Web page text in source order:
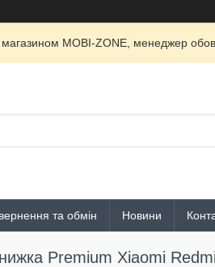
MOBI-ZONE, менеджер
та обмін Новини
Premium Xiaomi